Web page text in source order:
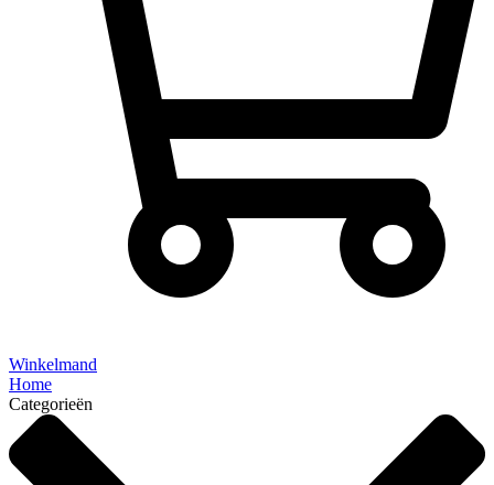
Winkelmand
Home
Categorieën